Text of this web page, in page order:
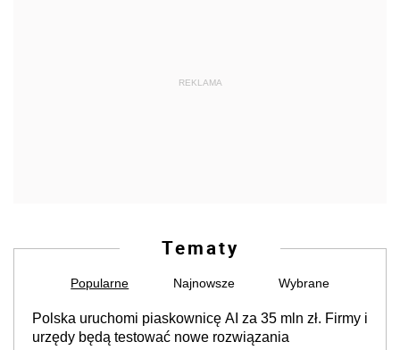
REKLAMA
Tematy
Popularne Najnowsze Wybrane
Polska uruchomi piaskownicę AI za 35 mln zł. Firmy i
urzędy będą testować nowe rozwiązania